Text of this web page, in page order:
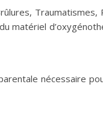
Traumatismes,
matériel
nécessaire